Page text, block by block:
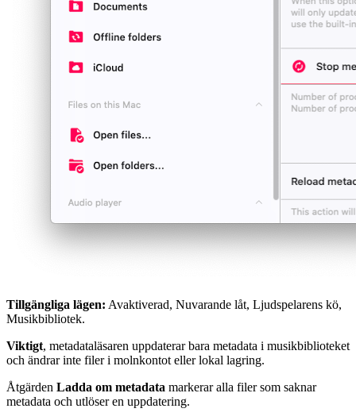
Tillgängliga lägen: Avaktiverad, Nuvarande låt, Ljudspelarens kö,
Musikbibliotek.
Viktigt, metadataläsaren uppdaterar bara metadata i musikbiblioteket
och ändrar inte filer i molnkontot eller lokal lagring.
Åtgärden Ladda om metadata markerar alla filer som saknar
metadata och utlöser en uppdatering.